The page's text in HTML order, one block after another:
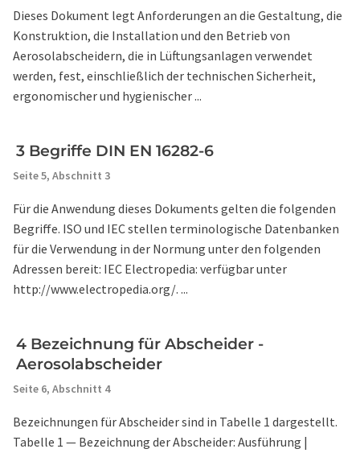
Dieses Dokument legt Anforderungen an die Gestaltung, die
Konstruktion, die Installation und den Betrieb von
Aerosolabscheidern, die in Lüftungsanlagen verwendet
werden, fest, einschließlich der technischen Sicherheit,
ergonomischer und hygienischer ...
3 Begriffe DIN EN 16282-6
Seite 5, Abschnitt 3
Für die Anwendung dieses Dokuments gelten die folgenden
Begriffe. ISO und IEC stellen terminologische Datenbanken
für die Verwendung in der Normung unter den folgenden
Adressen bereit: IEC Electropedia: verfügbar unter
http://www.electropedia.org/. ...
4 Bezeichnung für Abscheider -
Aerosolabscheider
Seite 6, Abschnitt 4
Bezeichnungen für Abscheider sind in Tabelle 1 dargestellt.
Tabelle 1 — Bezeichnung der Abscheider: Ausführung |